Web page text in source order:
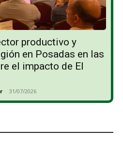
productivo y
en Posadas en las
el impacto de El
- 31/07/2026